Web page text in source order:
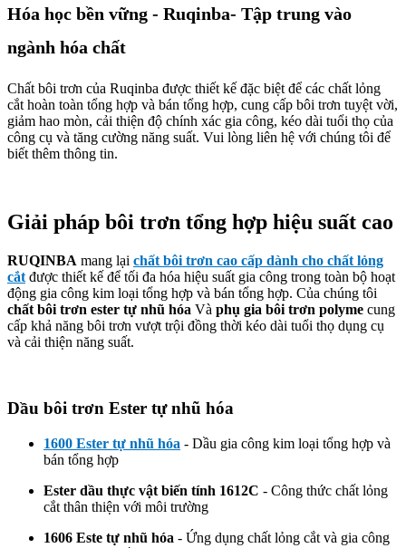
Hóa học bền vững - Ruqinba- Tập trung vào
ngành hóa chất
Chất bôi trơn của Ruqinba được thiết kế đặc biệt để các chất lỏng
cắt hoàn toàn tổng hợp và bán tổng hợp, cung cấp bôi trơn tuyệt vời,
giảm hao mòn, cải thiện độ chính xác gia công, kéo dài tuổi thọ của
công cụ và tăng cường năng suất. Vui lòng liên hệ với chúng tôi để
biết thêm thông tin.
Giải pháp bôi trơn tổng hợp hiệu suất cao
RUQINBA mang lại chất bôi trơn cao cấp dành cho chất lỏng
cắt được thiết kế để tối đa hóa hiệu suất gia công trong toàn bộ hoạt
động gia công kim loại tổng hợp và bán tổng hợp. Của chúng tôi
chất bôi trơn ester tự nhũ hóa Và phụ gia bôi trơn polyme cung
cấp khả năng bôi trơn vượt trội đồng thời kéo dài tuổi thọ dụng cụ
và cải thiện năng suất.
Dầu bôi trơn Ester tự nhũ hóa
1600 Ester tự nhũ hóa - Dầu gia công kim loại tổng hợp và
bán tổng hợp
Ester dầu thực vật biến tính 1612C - Công thức chất lỏng
cắt thân thiện với môi trường
1606 Este tự nhũ hóa - Ứng dụng chất lỏng cắt và gia công